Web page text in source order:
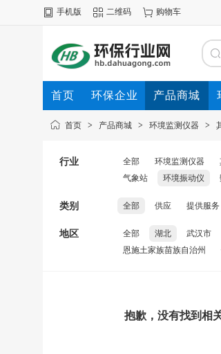
手机版 二维码 购物车
首页 环保企业 产品商城
首页 > 产品商城 > 环境监测仪器 >
行业 全部 环境监测仪器
气象站
环境振动仪
类别 全部 供应 提供服务
地区 全部 湖北 武汉市
恩施土家族苗族自治州
抱歉，没有找到相